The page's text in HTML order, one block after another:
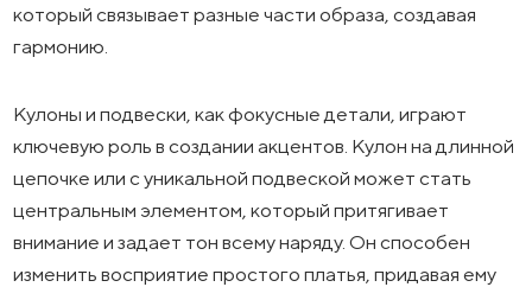
который связывает разные части образа, создавая
гармонию.
Кулоны и подвески, как фокусные детали, играют
ключевую роль в создании акцентов. Кулон на длинной
цепочке или с уникальной подвеской может стать
центральным элементом, который притягивает
внимание и задает тон всему наряду. Он способен
изменить восприятие простого платья, придавая ему